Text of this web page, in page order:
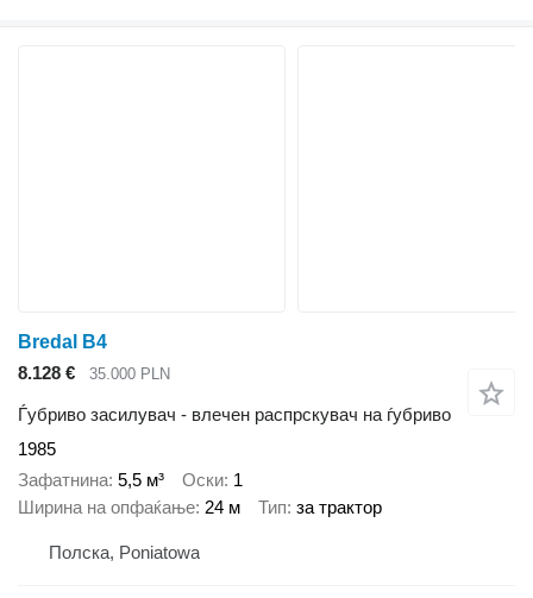
Bredal B4
8.128 €
35.000 PLN
Ѓубриво засилувач - влечен распрскувач на ѓубриво
1985
Зафатнина 5,5 м³ Оски 1
Ширина на опфаќање 24 м Тип за трактор
Полска, Poniatowa